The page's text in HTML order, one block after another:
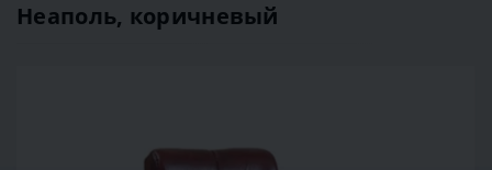
Неаполь, коричневый